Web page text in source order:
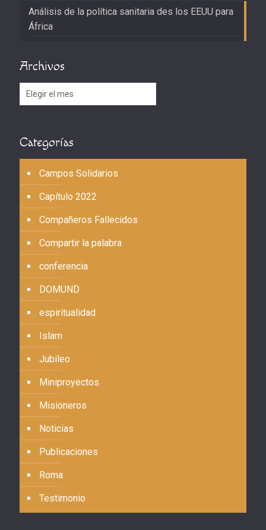
Análisis de la política sanitaria des los EEUU para
África
Archivos
Archivos
Categorías
Campos Solidarios
Capítulo 2022
Compañeros Fallecidos
Compartir la palabra
conferencia
DOMUND
espiritualidad
Islam
Jubileo
Miniproyectos
Misioneros
Noticias
Publicaciones
Roma
Testimonio